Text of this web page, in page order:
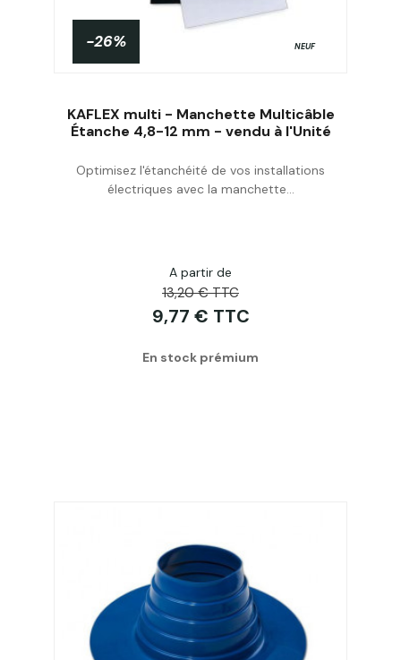
Acheter
-26% NEUF
KAFLEX multi - Manchette Multicâble
Étanche 4,8-12 mm - vendu à l'Unité
Optimisez l'étanchéité de vos installations
électriques avec la manchette...
A partir de
13,20 € TTC
9,77 € TTC
En stock prémium